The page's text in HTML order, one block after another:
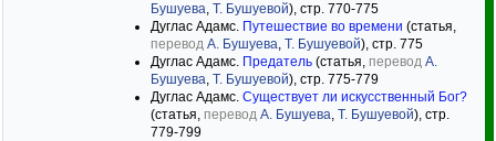
Бушуева, Т. Бушуевой), стр. 770-775
Дуглас Адамс. Путешествие во времени (статья,
перевод А. Бушуева, Т. Бушуевой), стр. 775
Дуглас Адамс. Предатель (статья, перевод А.
Бушуева, Т. Бушуевой), стр. 775-779
Дуглас Адамс. Существует ли искусственный Бог?
(статья, перевод А. Бушуева, Т. Бушуевой), стр.
779-799